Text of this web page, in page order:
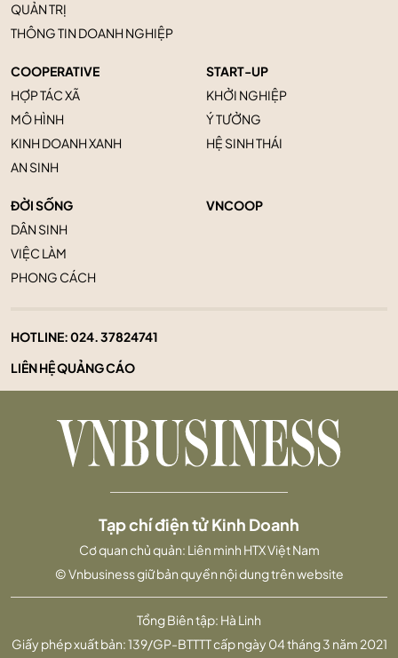
QUẢN TRỊ
THÔNG TIN DOANH NGHIỆP
COOPERATIVE
HỢP TÁC XÃ
MÔ HÌNH
KINH DOANH XANH
AN SINH
START-UP
KHỞI NGHIỆP
Ý TƯỞNG
HỆ SINH THÁI
ĐỜI SỐNG
DÂN SINH
VIỆC LÀM
PHONG CÁCH
VNCOOP
HOTLINE:024. 37824741
LIÊN HỆ QUẢNG CÁO
Tổng Biên tập: Hà Linh
Giấy phép xuất bản: 139/GP-BTTTT cấp ngày 04 tháng 3 năm 2021
Tạp chí điện tử Kinh Doanh
Cơ quan chủ quản: Liên minh HTX Việt Nam
© Vnbusiness giữ bản quyền nội dung trên website